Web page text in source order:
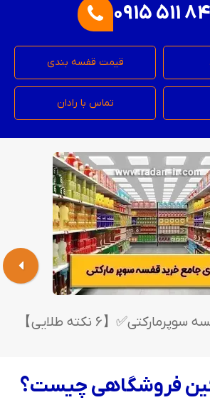
0915 511
قیمت قفسه بندی
تماس با رادان
【6 نکته طلایی】
فروشگاهی چیست؟